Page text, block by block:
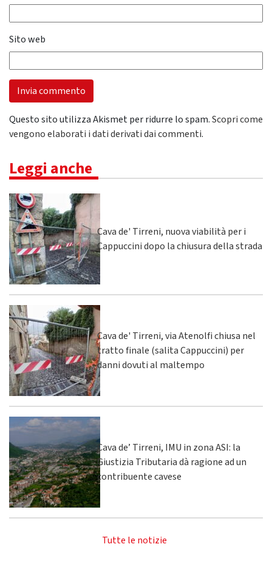
Sito web
Questo sito utilizza Akismet per ridurre lo spam.Scopri come
vengono elaborati i dati derivati dai commenti.
Leggi anche
Cava de' Tirreni, nuova viabilità per i
Cappuccini dopo la chiusura della strada
Cava de' Tirreni, via Atenolfi chiusa nel
tratto finale (salita Cappuccini) per
danni dovuti al maltempo
Cava de’ Tirreni, IMU in zona ASI: la
Giustizia Tributaria dà ragione ad un
contribuente cavese
Tutte le notizie